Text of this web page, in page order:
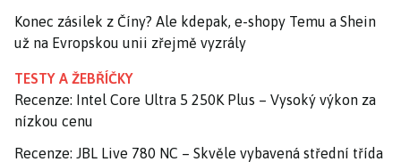
Konec zásilek z Číny? Ale kdepak, e-shopy Temu a Shein
už na Evropskou unii zřejmě vyzrály
TESTY A ŽEBŘÍČKY
Recenze: Intel Core Ultra 5 250K Plus – Vysoký výkon za
nízkou cenu
Recenze: JBL Live 780 NC – Skvěle vybavená střední třída